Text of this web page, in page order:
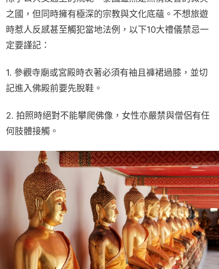
時惹人反感甚至觸犯當地法例，以下10大禮儀禁忌一
定要謹記：
1. 參觀寺廟或宮殿時衣著必須有袖且褲裙過膝，並切
記進入佛殿前要先脫鞋。
2. 拍照時絕對不能攀爬佛像，女性亦嚴禁與僧侶有任
何肢體接觸。